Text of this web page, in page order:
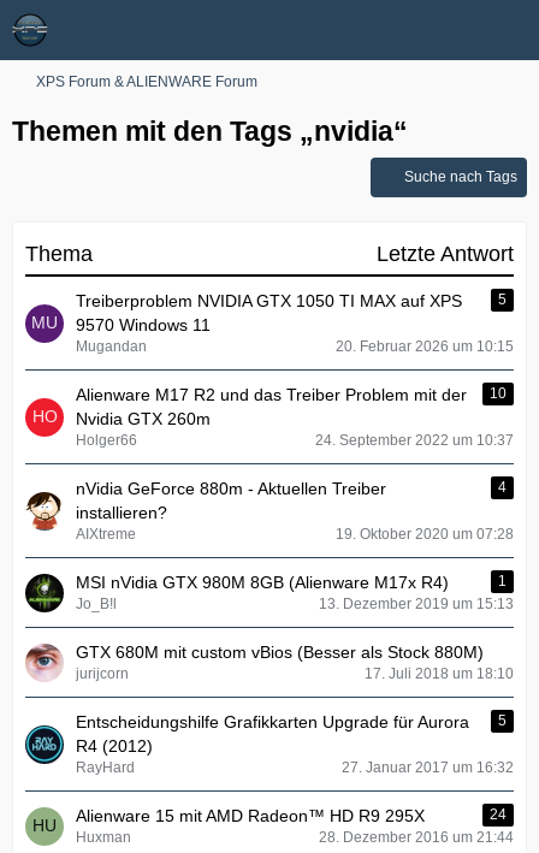
XPS Forum & ALIENWARE Forum
Themen mit den Tags „nvidia“
Suche nach Tags
Thema Letzte Antwort
Treiberproblem NVIDIA GTX 1050 TI MAX auf XPS
9570 Windows 11
5
Mugandan 20. Februar 2026 um 10:15
Alienware M17 R2 und das Treiber Problem mit der
Nvidia GTX 260m
10
Holger66 24. September 2022 um 10:37
nVidia GeForce 880m - Aktuellen Treiber
installieren?
4
AIXtreme 19. Oktober 2020 um 07:28
MSI nVidia GTX 980M 8GB (Alienware M17x R4)
1
Jo_B!l
13. Dezember 2019 um 15:13
GTX 680M mit custom vBios (Besser als Stock 880M)
jurijcorn 17. Juli 2018 um 18:10
Entscheidungshilfe Grafikkarten Upgrade für Aurora
R4 (2012)
5
RayHard 27. Januar 2017 um 16:32
Alienware 15 mit AMD Radeon™ HD R9 295X
24
Huxman
28. Dezember 2016 um 21:44